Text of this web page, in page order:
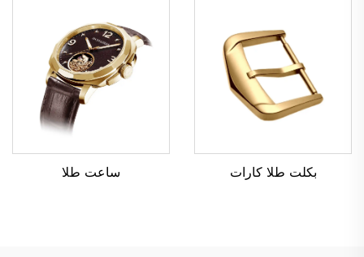
بکلت طلا کارات ساعت طلا